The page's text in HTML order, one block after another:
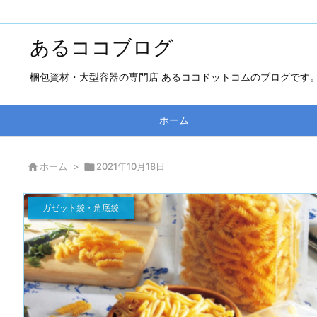
あるココブログ
梱包資材・大型容器の専門店 あるココドットコムのブログです。
ホーム
 ホーム > 2021年10月18日
ガゼット袋・角底袋